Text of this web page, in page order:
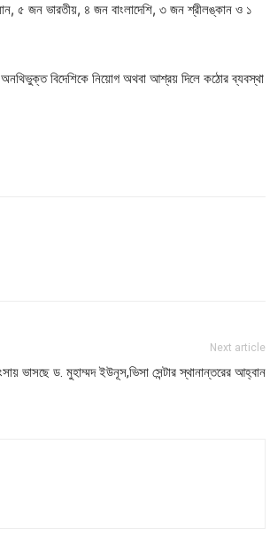
৫ জন ভারতীয়, ৪ জন বাংলাদেশি, ৩ জন শ্রীলঙ্কান ও ১
বিদেশিকে নিয়োগ অথবা আশ্রয় দিলে কঠোর ব্যবস্থা
Next article
ভাসছে ড. মুহাম্মদ ইউনূস,ভিসা সেন্টার স্থানান্তরের আহ্বান